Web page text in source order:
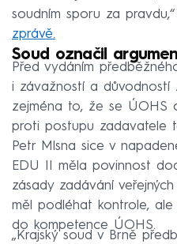
soudním sporu za pravdu,“
zprávě.
Soud označil
Před vydáním
i závažností a důvodností
zejména to, že se ÚOHS
proti postupu zadavatele
Petr Mlsna sice v
EDU II měla povinnost
zásady zadávání
měl podléhat kontrole,
do kompetence ÚOHS.
„Krajský soud v Brně